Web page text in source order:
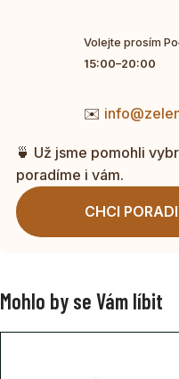
Volejte prosím
15:00–20:00
✉️
🍵 Už jsme pomohli
poradíme i vám.
CHCI
Mohlo by se Vám líbit